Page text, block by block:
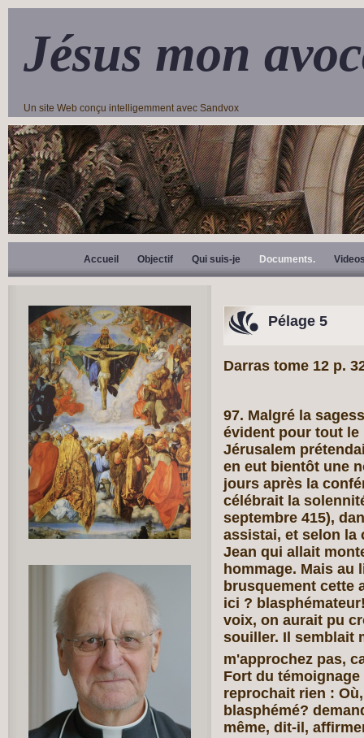
Jésus mon
Un site Web conçu intelligemment avec Sandvox
Accueil Objectif Qui suis-je Documents.
Pélage 5
Darras tome 12 p.
97. Malgré la
évident pour tout le
Jérusalem
en eut bientôt une
jours après la
célébrait la
septembre 415),
assistai, et selon la
Jean qui allait
hommage. Mais au
brusquement cette
ici ?
voix, on aurait pu
souiller. Il semblait
m'approchez pas,
Fort du
reprochait rien :
blasphémé?
même, dit-il,